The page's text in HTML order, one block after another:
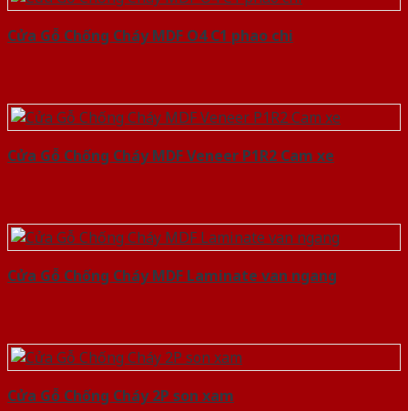
Cửa Gỗ Chống Cháy MDF O4 C1 phao chi
Cửa Gỗ Chống Cháy MDF Veneer P1R2 Cam xe
Cửa Gỗ Chống Cháy MDF Laminate van ngang
Cửa Gỗ Chống Cháy 2P son xam